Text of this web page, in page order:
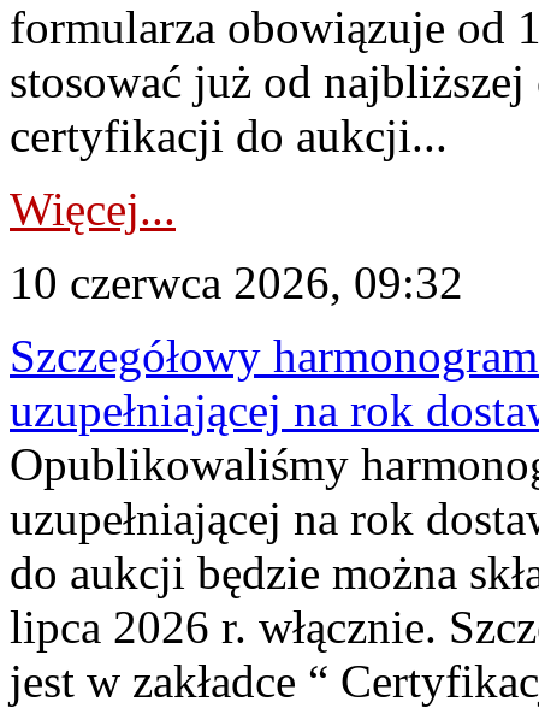
formularza obowiązuje od
stosować już od
certyfikacji do aukcji...
Więcej...
10 czerwca 2026, 09:32
Szczegółowy
uzupełniającej na rok
Opublikowaliśmy
uzupełniającej na rok
do aukcji będzie można
lipca 2026 r. włącznie.
jest w zakładce “